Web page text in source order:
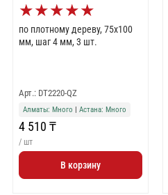
★★★★★
по плотному дереву, 75x100
мм, шаг 4 мм, 3 шт.
Арт.: DT2220-QZ
Алматы: Много Астана: Много
4 510 ₸
/ шт
В корзину